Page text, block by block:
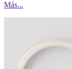
Más...